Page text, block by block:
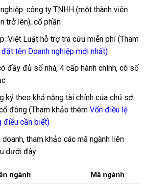
công ty TNHH (một thành viên
trở lên); cổ phần
Việt Luật hỗ trợ tra cứu miễn phí (Tham
đặt tên Doanh nghiệp mới nhất)
đầy đủ số nhà, 4 cấp hành chính, có số
ký theo khả năng tài chính của chủ sở
đông (Tham khảo thêm Vốn điều lệ
điều cần biết)
doanh, tham khảo các mã ngành liên
dưới đây:
ngành Mã ngành